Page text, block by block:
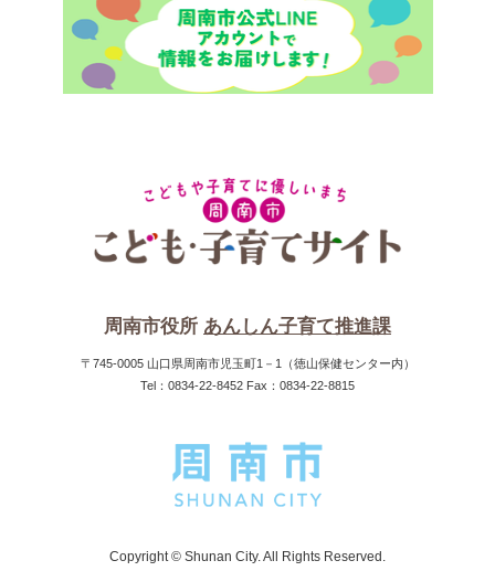
周南市役所 あんしん子育て推進課
〒745-0005 山口県周南市児玉町1－1（徳山保健センター内）
Tel：0834-22-8452 Fax：0834-22-8815
Copyright © Shunan City. All Rights Reserved.